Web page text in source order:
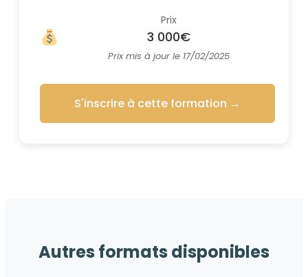
Prix
3 000€
Prix mis à jour le 17/02/2025
S'inscrire à cette formation →
Autres formats disponibles